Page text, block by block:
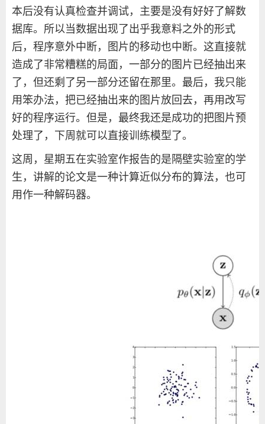
本后没有认真检查并调试，主要是没有好好了解数
据库。所以当数据出现了出乎我意料之外的形式
后，程序意外中断，图片的移动也中断。这直接就
造成了非常糟糕的局面，一部分的图片已经抽出来
了，但还剩了另一部分还留在那里。最后，我只能
用笨办法，把已经抽出来的图片放回去，再用改写
好的程序运行。但是，最终我还是成功的把图片预
处理了，下周就可以直接训练模型了。
这周，星期五在实验室作报告的是隔壁实验室的学
生，讲解的论文是一种计算近似分布的算法，也可
用作一种解码器。